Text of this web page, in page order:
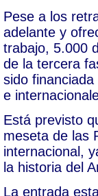
Pese a los
adelante y
trabajo, 5.000
de la tercera
sido
e
Está previsto
meseta de las
internacional,
la historia del
La entrada